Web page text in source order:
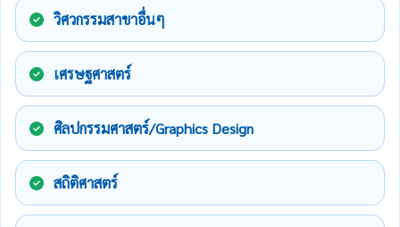
วิศวกรรมสาขาอื่นๆ
เศรษฐศาสตร์
ศิลปกรรมศาสตร์/Graphics Design
สถิติศาสตร์